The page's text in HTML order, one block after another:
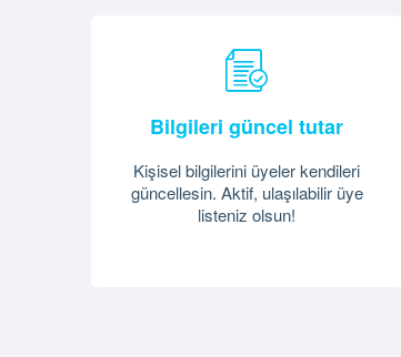
Bilgileri güncel tutar
Kişisel bilgilerini üyeler kendileri
güncellesin. Aktif, ulaşılabilir üye
listeniz olsun!